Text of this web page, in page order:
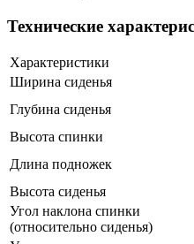
Технические
Характеристики
Ширина сиденья
Глубина сиденья
Высота спинки
Длина подножек
Высота сиденья
Угол наклона спинки
(относительно сиденья)